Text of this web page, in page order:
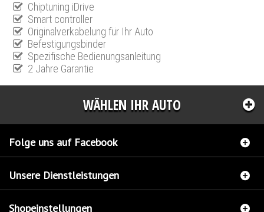
Chiptuning iDrive
Smart controller
Originalverkabelung für Ihr Auto
Befestigungsbinder
Spezifische Bedienungsanleitung
2 Jahre Garantie
WÄHLEN IHR AUTO
Folge uns auf Facebook
Unsere Dienstleistungen
Shopeinstellungen